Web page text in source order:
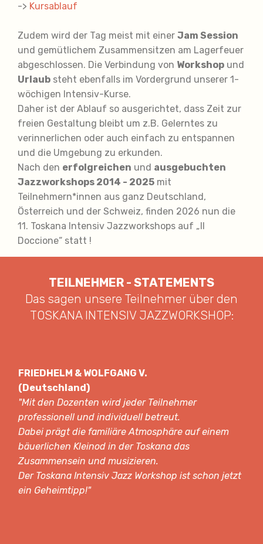
-> Kursablauf
Zudem wird der Tag meist mit einer Jam Session
und gemütlichem Zusammensitzen am Lagerfeuer
abgeschlossen. Die Verbindung von Workshop und
Urlaub steht ebenfalls im Vordergrund unserer 1-
wöchigen Intensiv-Kurse.
Daher ist der Ablauf so ausgerichtet, dass Zeit zur
freien Gestaltung bleibt um z.B. Gelerntes zu
verinnerlichen oder auch einfach zu entspannen
und die Umgebung zu erkunden.
Nach den erfolgreichen und ausgebuchten
Jazzworkshops 2014 - 2025 mit
Teilnehmern*innen aus ganz Deutschland,
Österreich und der Schweiz, finden 2026 nun die
11. Toskana Intensiv Jazzworkshops auf „Il
Doccione“ statt !
TEILNEHMER - STATEMENTS
Das sagen unsere Teilnehmer über den
TOSKANA INTENSIV JAZZWORKSHOP:
FRIEDHELM & WOLFGANG V.
(Deutschland)
"Mit den Dozenten wird jeder Teilnehmer
professionell und individuell betreut.
Dabei prägt die familiäre Atmosphäre auf einem
bäuerlichen Kleinod in der Toskana das
Zusammensein und musizieren.
Der Toskana Intensiv Jazz Workshop ist schon jetzt
ein Geheimtipp!"